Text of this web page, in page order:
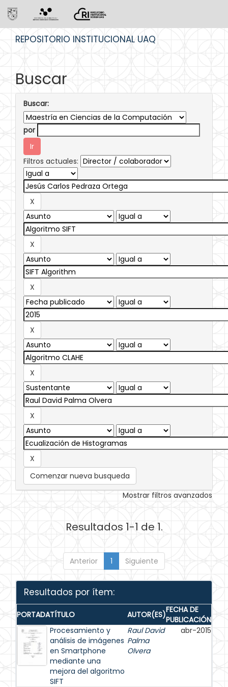
REPOSITORIO INSTITUCIONAL UAQ
Buscar
Buscar:
por
Filtros actuales:
Comenzar nueva busqueda
Mostrar filtros avanzados
Resultados 1-1 de 1.
Anterior 1 Siguiente
Resultados por ítem:
PORTADATÍTULO AUTOR(ES)FECHA DE
PUBLICACIÓN
Procesamiento y
análisis de imágenes
en Smartphone
mediante una
mejora del algoritmo
SIFT
Raul David
Palma
Olvera
abr-2015